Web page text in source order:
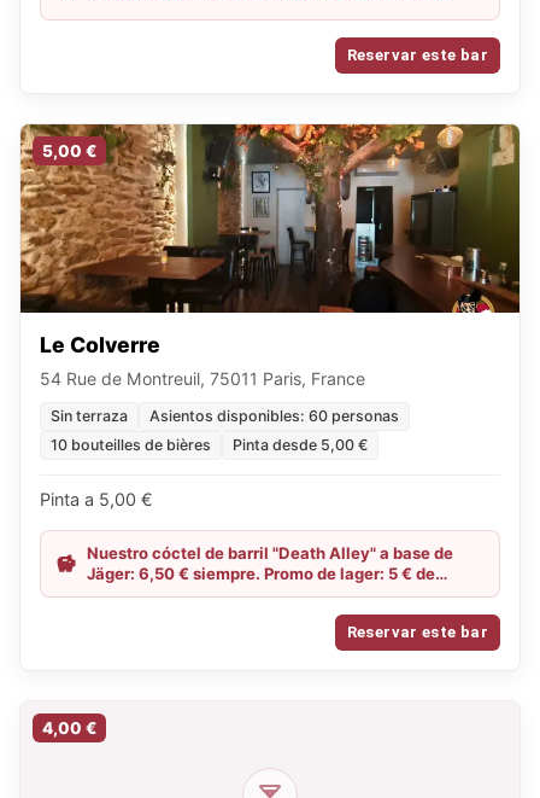
Reservar este bar
5,00 €
Le Colverre
54 Rue de Montreuil, 75011 Paris, France
Sin terraza
Asientos disponibles: 60 personas
10 bouteilles de bières
Pinta desde 5,00 €
Pinta a 5,00 €
Nuestro cóctel de barril "Death Alley" a base de
Jäger: 6,50 € siempre. Promo de lager: 5 € de
martes a jueves hasta las 23:00. Happy Hour hasta
Reservar este bar
4,00 €